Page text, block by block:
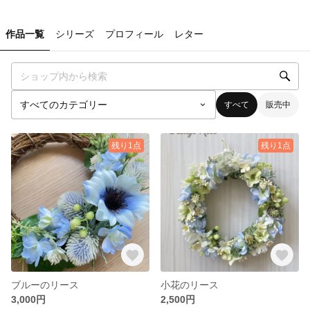
作品一覧 シリーズ プロフィール レター
すべて 販売中
残り1点
ブルーのリース
3,000円
残り1点
小花のリース
2,500円